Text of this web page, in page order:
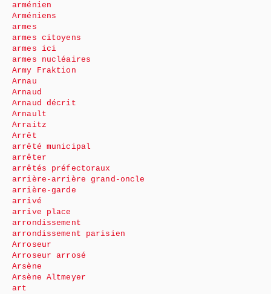
arménien
Arméniens
armes
armes citoyens
armes ici
armes nucléaires
Army Fraktion
Arnau
Arnaud
Arnaud décrit
Arnault
Arraitz
Arrêt
arrêté municipal
arrêter
arrêtés préfectoraux
arrière-arrière grand-oncle
arrière-garde
arrivé
arrive place
arrondissement
arrondissement parisien
Arroseur
Arroseur arrosé
Arsène
Arsène Altmeyer
art